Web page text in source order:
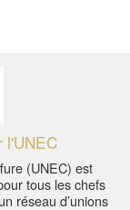
l'UNEC
(UNEC) est
tous les chefs
réseau d’unions